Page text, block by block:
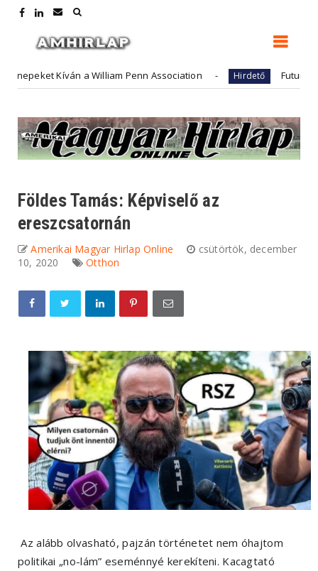
a William Penn Association Hirdető FutureArt - adóügyek
Földes Tamás: Képviselő az
ereszcsatornán
Amerikai Magyar Hirlap Online
csütörtök, december
10, 2020
Otthon
Az alább olvasható, pajzán történetet nem óhajtom
politikai „no-lám” eseménnyé kerekíteni. Kacagtató